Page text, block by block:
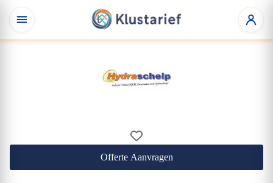
Offerte Aanvragen